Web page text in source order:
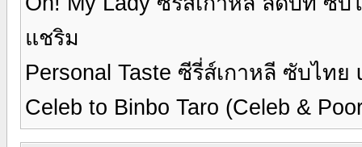
แชริม
Personal Taste ซีรี่ส์เกาหลี ซับไท
Celeb to Binbo Taro (Celeb &